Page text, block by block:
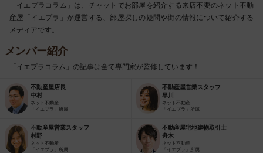
「イエプラコラム」は、チャットでお部屋を紹介する来店不要のネット不動
産屋「イエプラ」が運営する、部屋探しの疑問や街の情報について紹介する
メディアです。
メンバー紹介
「イエプラコラム」の記事は全て専門家が監修しています！
不動産屋店長
中村
ネット不動産
「イエプラ」所属
不動産屋営業スタッフ
早川
ネット不動産
「イエプラ」所属
不動産屋営業スタッフ
村野
ネット不動産
「イエプラ」所属
不動産屋宅地建物取引士
舟木
ネット不動産
「イエプラ」所属